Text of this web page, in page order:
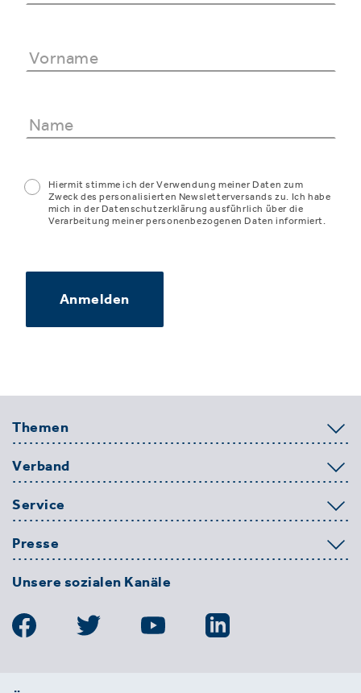
Hiermit stimme ich der Verwendung meiner Daten zum
Zweck des personalisierten Newsletterversands zu. Ich habe
mich in der Datenschutzerklärung ausführlich über die
Verarbeitung meiner personenbezogenen Daten informiert.
Anmelden
Themen
Verband
Service
Presse
Unsere sozialen Kanäle